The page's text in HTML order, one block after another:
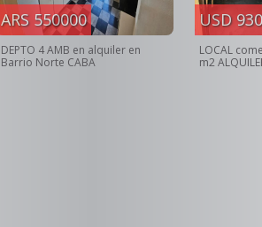
ARS 550000
DEPTO 4 AMB en alquiler en
Barrio Norte CABA
USD
LOCAL
m2